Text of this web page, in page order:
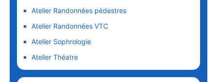
Atelier Randonnées pédestres
Atelier Randonnées VTC
Atelier Sophrologie
Atelier Théatre